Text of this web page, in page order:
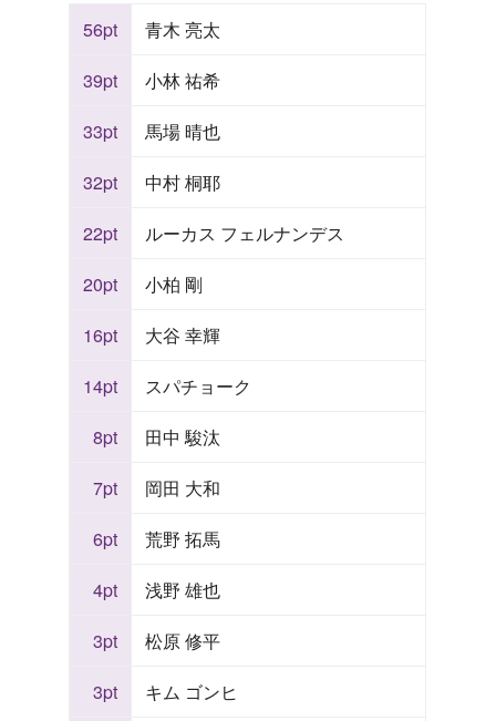
56pt
青木 亮太
39pt
小林 祐希
33pt
馬場 晴也
32pt
中村 桐耶
22pt
ルーカス フェルナンデス
20pt
小柏 剛
16pt
大谷 幸輝
14pt
スパチョーク
8pt
田中 駿汰
7pt
岡田 大和
6pt
荒野 拓馬
4pt
浅野 雄也
3pt
松原 修平
3pt
キム ゴンヒ